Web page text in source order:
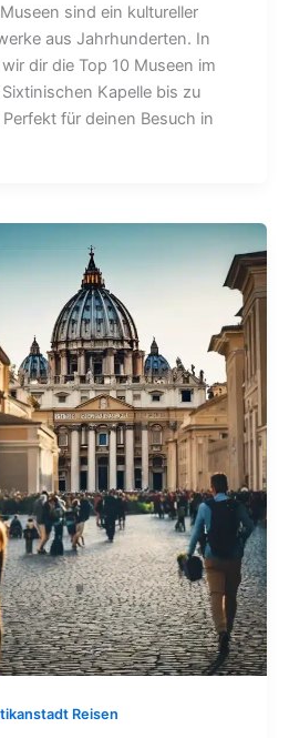
sind ein kultureller
aus Jahrhunderten. In
dir die Top 10 Museen im
Kapelle bis zu
für deinen Besuch in
Reisen